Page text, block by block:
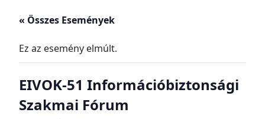
« Összes Események
Ez az esemény elmúlt.
EIVOK-51 Információbiztonsági
Szakmai Fórum